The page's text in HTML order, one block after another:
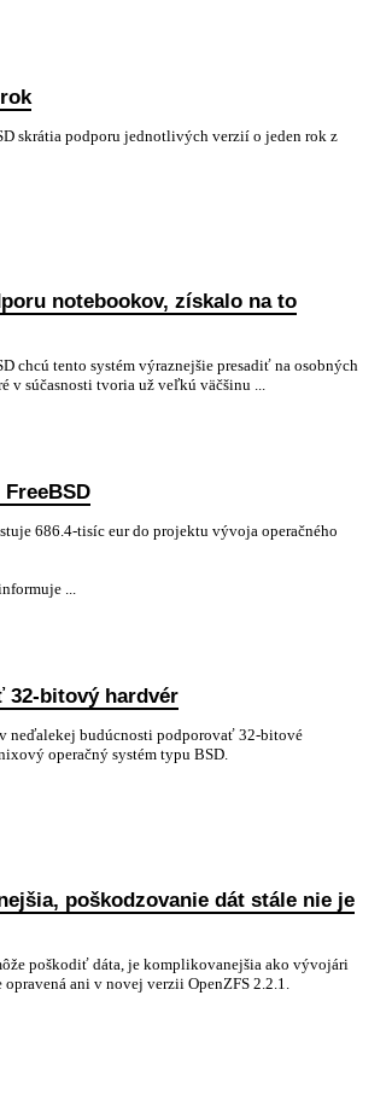
skrátia podporu jednotlivých verzií o jeden rok z
notebookov, získalo na to
chcú tento systém výraznejšie presadiť na osobných
v súčasnosti tvoria už veľkú väčšinu ...
686.4-tisíc eur do projektu vývoja operačného
...
32-bitový hardvér
neďalekej budúcnosti podporovať 32-bitové
operačný systém typu BSD.
poškodzovanie dát stále nie je
poškodiť dáta, je komplikovanejšia ako vývojári
ani v novej verzii OpenZFS 2.2.1.